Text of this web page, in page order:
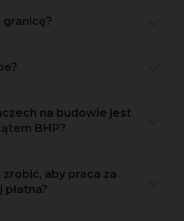
granicę?
na budowie jest
BHP?
aby praca za
płatna?